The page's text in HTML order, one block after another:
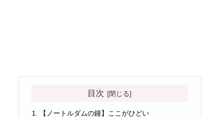
目次
【ノートルダムの鐘】ここがひどい